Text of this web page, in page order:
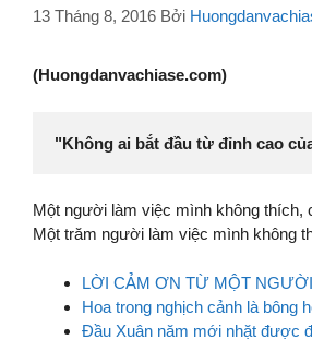
13 Tháng 8, 2016 Bởi
(Huongdanvachiase.com)
"Không ai bắt đầu từ đỉnh cao
Một người làm việc mình không thích,
Một trăm người làm việc mình không
LỜI CẢM ƠN TỪ MỘT
Hoa trong nghịch cảnh là bông
Đầu Xuân năm mới nhặt được